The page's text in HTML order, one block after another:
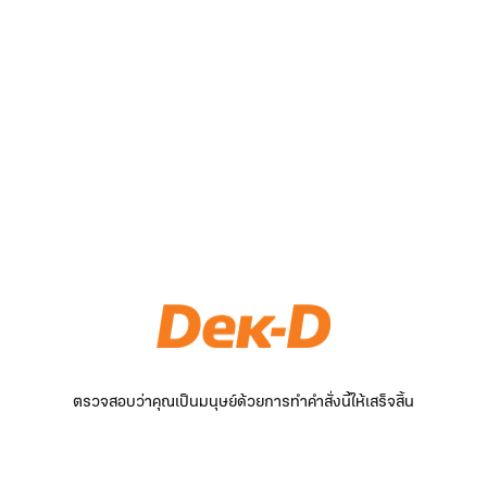
ตรวจสอบว่าคุณเป็นมนุษย์ด้วยการทำคำสั่งนี้ให้เสร็จสิ้น